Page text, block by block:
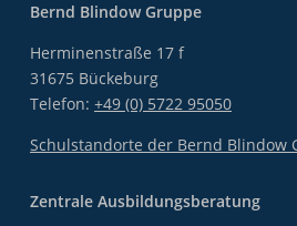
Bernd Blindow Gruppe
Herminenstraße 17 f
31675 Bückeburg
Telefon: +49 (0) 5722 95050
Schulstandorte der Bernd Blindow
Zentrale Ausbildungsberatung